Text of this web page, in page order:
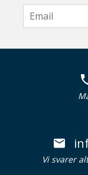
Vi svarer